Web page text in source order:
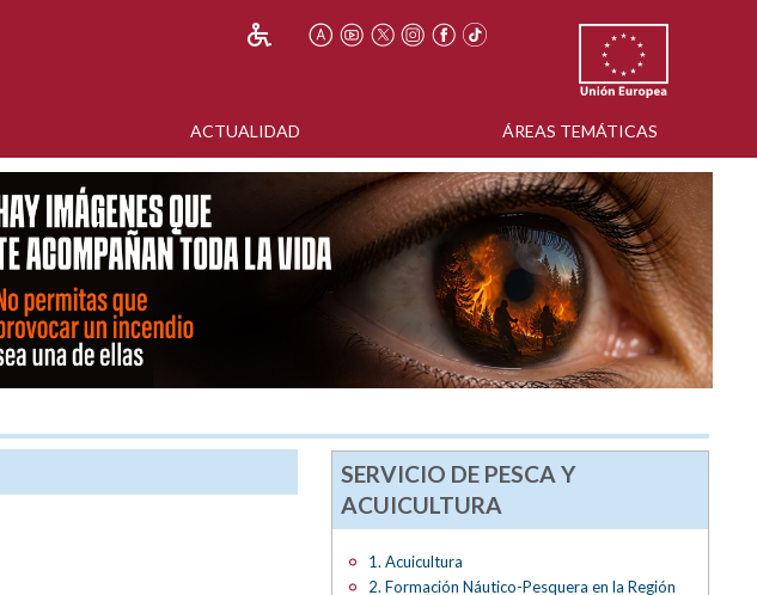
ACTUALIDAD ÁREAS TEMÁTICAS
SERVICIO DE PESCA Y
ACUICULTURA
1. Acuicultura
2. Formación Náutico-Pesquera en la Región